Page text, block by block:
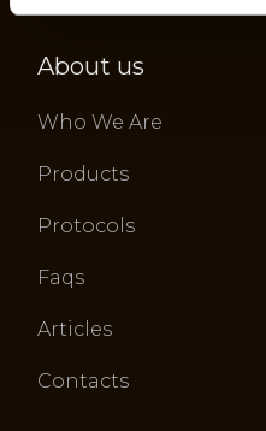
About us
Who We Are
Products
Protocols
Faqs
Articles
Contacts